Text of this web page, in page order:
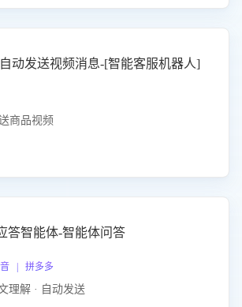
动发送视频消息-[智能客服机器人]
商品视频
答智能体-智能体问答
| 拼多多
理解 · 自动发送